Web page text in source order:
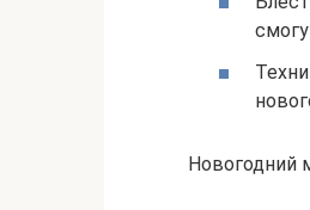
Новогодний